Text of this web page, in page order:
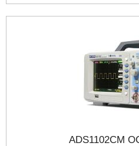
ADS1102CM